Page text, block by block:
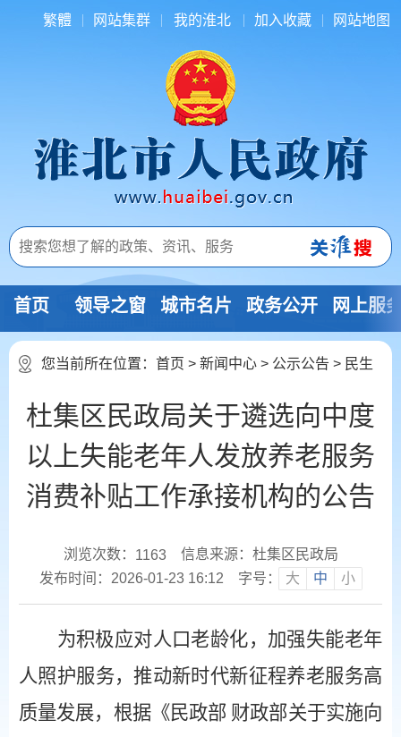
繁體 网站集群 我的淮北 加入收藏 网站地图
首页 领导之窗 城市名片 政务公开 网上服
您当前所在位置： 首页 > 新闻中心 > 公示公告 > 民生
杜集区民政局关于遴选向中度
以上失能老年人发放养老服务
消费补贴工作承接机构的公告
浏览次数： 1163
信息来源：杜集区民政局
发布时间：2026-01-23 16:12
字号： 大 中 小
为积极应对人口老龄化，加强失能老年
人照护服务，推动新时代新征程养老服务高
质量发展，根据《民政部 财政部关于实施向